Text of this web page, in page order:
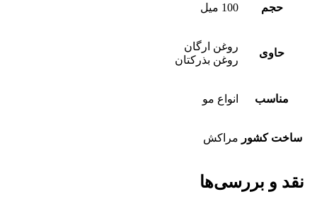
حجم 100 میل
حاوی
روغن ارگان
روغن بذرکتان
مناسب انواع مو
ساخت کشور مراکش
نقد و بررسی‌ها